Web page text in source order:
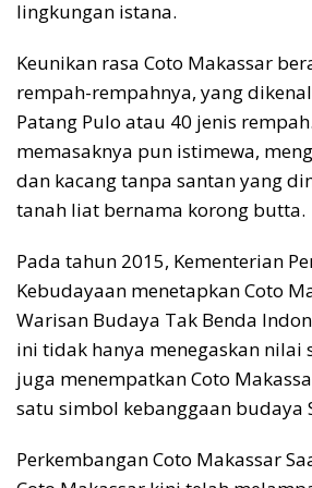
lingkungan istana.
Keunikan rasa Coto Makassar
rempah-rempahnya, yang
Patang Pulo atau 40 jenis
memasaknya pun istimewa,
dan kacang tanpa santan yang
tanah liat bernama korong butta.
Pada tahun 2015, Kementerian
Kebudayaan menetapkan Coto
Warisan Budaya Tak Benda
ini tidak hanya menegaskan nilai
juga menempatkan Coto
satu simbol kebanggaan budaya
Perkembangan Coto Makassar